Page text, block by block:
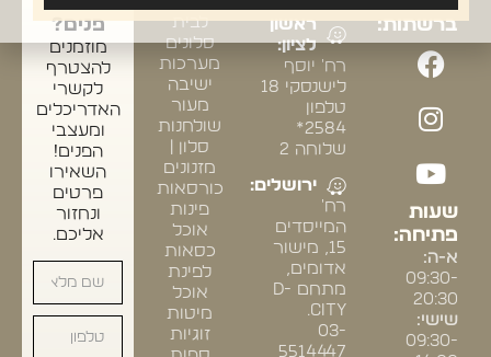
ברשתות:
שעות
פתיחה:
א-ה:
09:30-
20:30
שישי:
09:30-
ראשון
לציון:
רח' יוסף
לישנסקי 18
טלפון
2584*
שלוחה 2
ירושלים:
רח'
המייסדים
15, מישור
אדומים,
מתחם D-
CITY.
03-
5514447
לבית
סלונים
מערכות
ישיבה
מעור
שולחנות
סלון |
מזנונים
כורסאות
פינות
אוכל
כסאות
לפינת
אוכל
מיטות
זוגיות
פנים?
מוזמנים
להצטרף
לקשרי
האדריכלים
ומעצבי
הפנים!
השאירו
פרטים
ונחזור
אליכם.